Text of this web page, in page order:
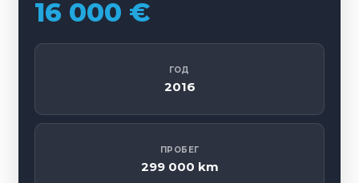
16 000 €
ГОД
2016
ПРОБЕГ
299 000 km